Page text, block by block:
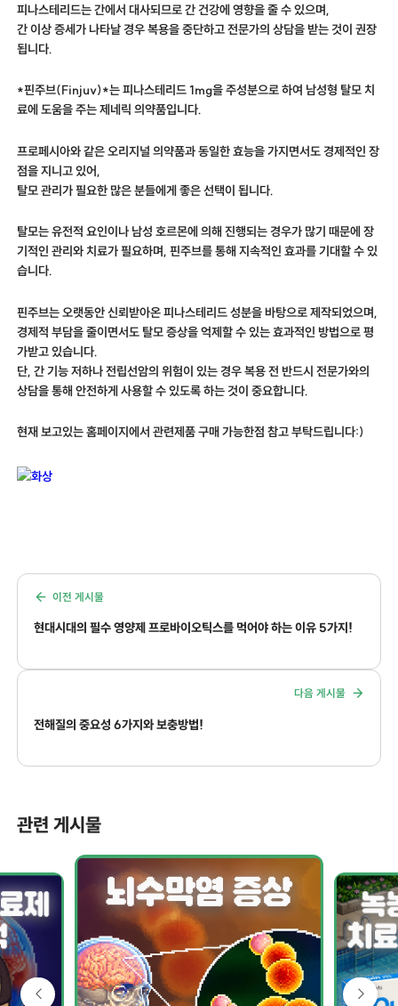
피나스테리드는 간에서 대사되므로 간 건강에 영향을 줄 수 있으며,
간 이상 증세가 나타날 경우 복용을 중단하고 전문가의 상담을 받는 것이 권장
됩니다.
*핀주브(Finjuv)*는 피나스테리드 1mg을 주성분으로 하여 남성형 탈모 치
료에 도움을 주는 제네릭 의약품입니다.
프로페시아와 같은 오리지널 의약품과 동일한 효능을 가지면서도 경제적인 장
점을 지니고 있어,
탈모 관리가 필요한 많은 분들에게 좋은 선택이 됩니다.
탈모는 유전적 요인이나 남성 호르몬에 의해 진행되는 경우가 많기 때문에 장
기적인 관리와 치료가 필요하며, 핀주브를 통해 지속적인 효과를 기대할 수 있
습니다.
핀주브는 오랫동안 신뢰받아온 피나스테리드 성분을 바탕으로 제작되었으며,
경제적 부담을 줄이면서도 탈모 증상을 억제할 수 있는 효과적인 방법으로 평
가받고 있습니다.
단, 간 기능 저하나 전립선암의 위험이 있는 경우 복용 전 반드시 전문가와의
상담을 통해 안전하게 사용할 수 있도록 하는 것이 중요합니다.
현재 보고있는 홈페이지에서 관련제품 구매 가능한점 참고 부탁드립니다:)
이전 게시물
현대시대의 필수 영양제 프로바이오틱스를 먹어야 하는 이유 5가지!
다음 게시물
전해질의 중요성 6가지와 보충방법!
관련 게시물